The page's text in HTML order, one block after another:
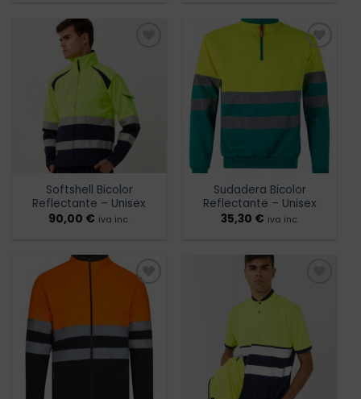
lista de
deseos
Softshell Bicolor
Reflectante – Unisex
90,00 € iva inc.
Añadir
a la
lista de
deseos
Sudadera Bicolor
Reflectante – Unisex
35,30 € iva inc.
Añadir
a la
lista de
deseos
lista de
deseos